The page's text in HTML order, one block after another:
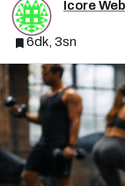
Icore Web
6dk, 3sn